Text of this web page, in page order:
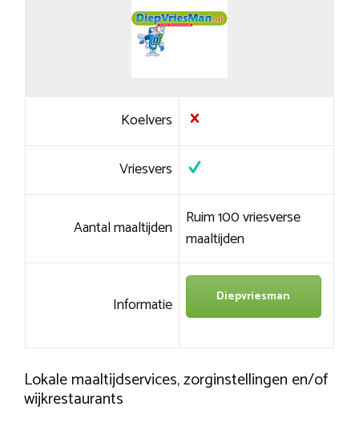
Koelvers
Vriesvers
Aantal maaltijden Ruim 100 vriesverse
maaltijden
Informatie Diepvriesman
Lokale maaltijdservices, zorginstellingen en/of
wijkrestaurants